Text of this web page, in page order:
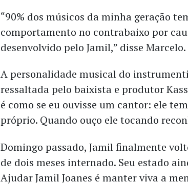
“90% dos músicos da minha geração
comportamento no contrabaixo por
desenvolvido pelo Jamil,” disse Marcelo.
A personalidade musical do
ressaltada pelo baixista e produtor
é como se eu ouvisse um cantor: ele
próprio. Quando ouço ele tocando
Domingo passado, Jamil finalmente
de dois meses internado. Seu estado
Ajudar Jamil Joanes é manter viva a